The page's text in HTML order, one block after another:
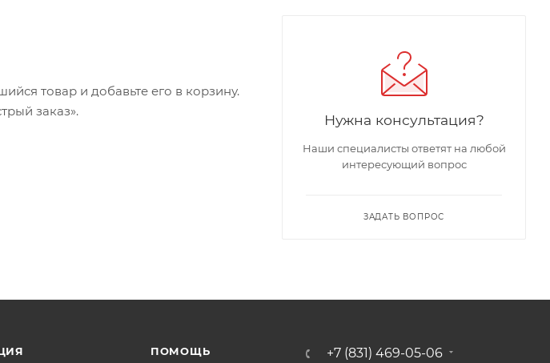
товар и добавьте его в корзину.
заказ».
Нужна консультация?
Наши специалисты ответят на любой
интересующий вопрос
ЗАДАТЬ ВОПРОС
ПОМОЩЬ +7 (831) 469-05-06